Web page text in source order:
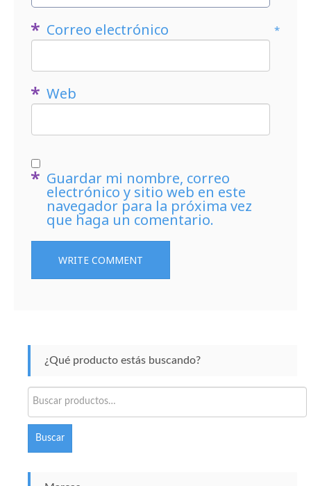
Correo electrónico *
Web
Guardar mi nombre, correo
electrónico y sitio web en este
navegador para la próxima vez
que haga un comentario.
¿Qué producto estás buscando?
por:
Buscar